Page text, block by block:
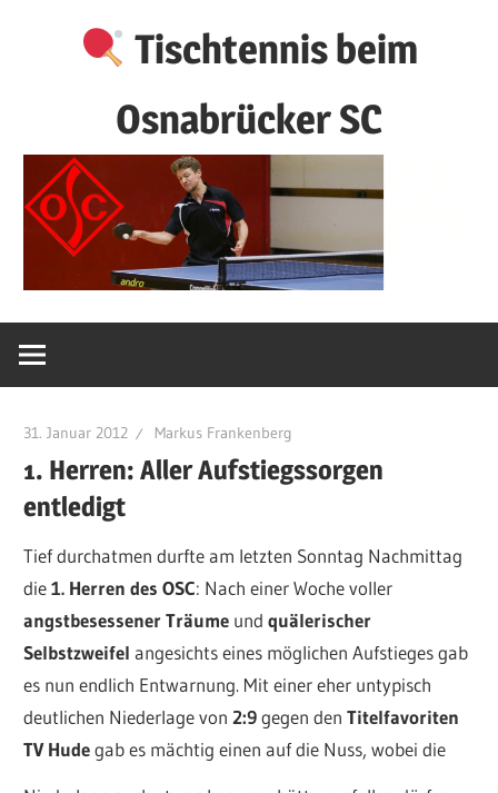
Tischtennis beim
Osnabrücker SC
31. Januar 2012 Markus Frankenberg
1. Herren: Aller Aufstiegssorgen
entledigt
Tief durchatmen durfte am letzten Sonntag Nachmittag
die1. Herren des OSC: Nach einer Woche voller
angstbesessener Träume undquälerischer
Selbstzweifel angesichts eines möglichen Aufstieges gab
es nun endlich Entwarnung. Mit einer eher untypisch
deutlichen Niederlage von2:9gegen denTitelfavoriten
TV Hudegab es mächtig einen auf die Nuss, wobei die